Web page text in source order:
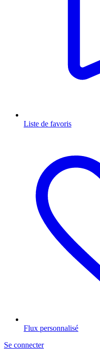
Liste de favoris
Flux personnalisé
Se connecter